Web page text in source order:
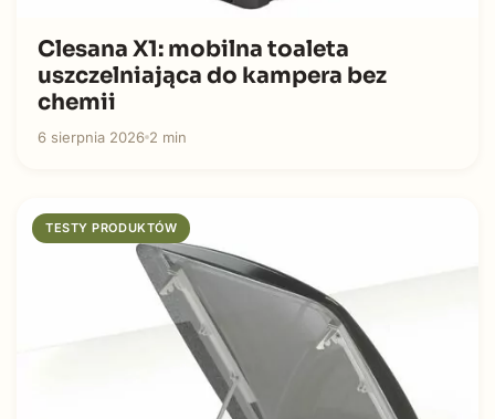
Clesana X1: mobilna toaleta
uszczelniająca do kampera bez
chemii
6 sierpnia 2026 2 min
TESTY PRODUKTÓW